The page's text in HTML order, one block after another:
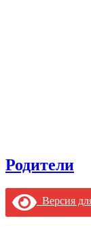
Родители
Версия